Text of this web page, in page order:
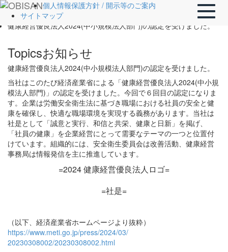
Toggle
個人情報保護方針 / 開示等のご案内
サイトマップ
ホーム
Topics
健康経営優良法人2024(中小規模法人部門)の認定を受けました。
Topicsお知らせ
健康経営優良法人2024(中小規模法人部門)の認定を受けました。
当社はこのたび経済産業省による「健康経営優良法人2024(中小規
模法人部門)」の認定を受けました。今回で６回目の認定になりま
す。企業は労働安全衛生法に基づき職場における社員の安全と健
康を確保し、快適な職場環境を実現する義務があります。当社は
社是として「誠意と実行、和信と共栄、健康と日新」を掲げ、
「社員の健康」を企業経営にとって需要なテーマの一つと位置付
けています。組織的には、安全衛生委員会は改善活動、健康経営
事務局は情報発信を主に推進しています。
=2024 健康経営優良法人ロゴ=
=社是=
（以下、経済産業省ホームページより抜粋）
https://www.meti.go.jp/press/2024/03/
20230308002/20230308002.html